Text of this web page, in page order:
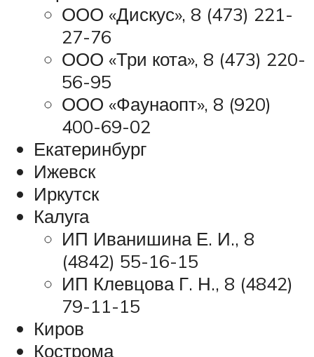
ООО «Дискус», 8 (473) 221-
27-76
ООО «Три кота», 8 (473) 220-
56-95
ООО «Фаунаопт», 8 (920)
400-69-02
Екатеринбург
Ижевск
Иркутск
Калуга
ИП Иванишина Е. И., 8
(4842) 55-16-15
ИП Клевцова Г. Н., 8 (4842)
79-11-15
Киров
Кострома